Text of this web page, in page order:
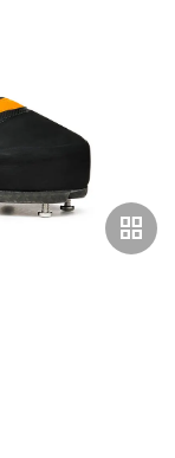
grid_view